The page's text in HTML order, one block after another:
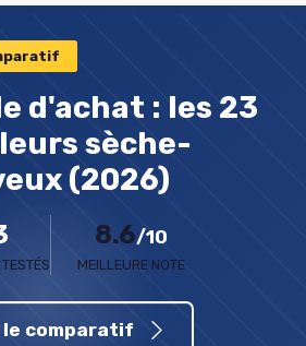
d'achat : les 23
sèche-
(2026)
8.6/10
MEILLEURE NOTE
le comparatif